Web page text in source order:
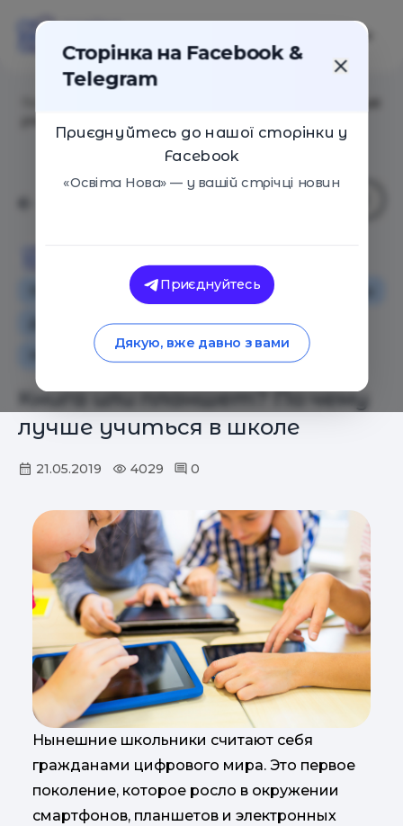
Особистий досвід Освіта в Україні
Додаткова освіта для дітей
Навчальні матеріали
Книга или планшет? По чему
лучше учиться в школе
21.05.2019 4029 0
Нынешние школьники считают себя
гражданами цифрового мира. Это первое
поколение, которое росло в окружении
смартфонов, планшетов и электронных
Сторінка на Facebook &
Telegram
Приєднуйтесь до нашої сторінки у
Facebook
«Освіта Нова» — у вашій стрічці новин
Приєднуйтесь
Дякую, вже давно з вами